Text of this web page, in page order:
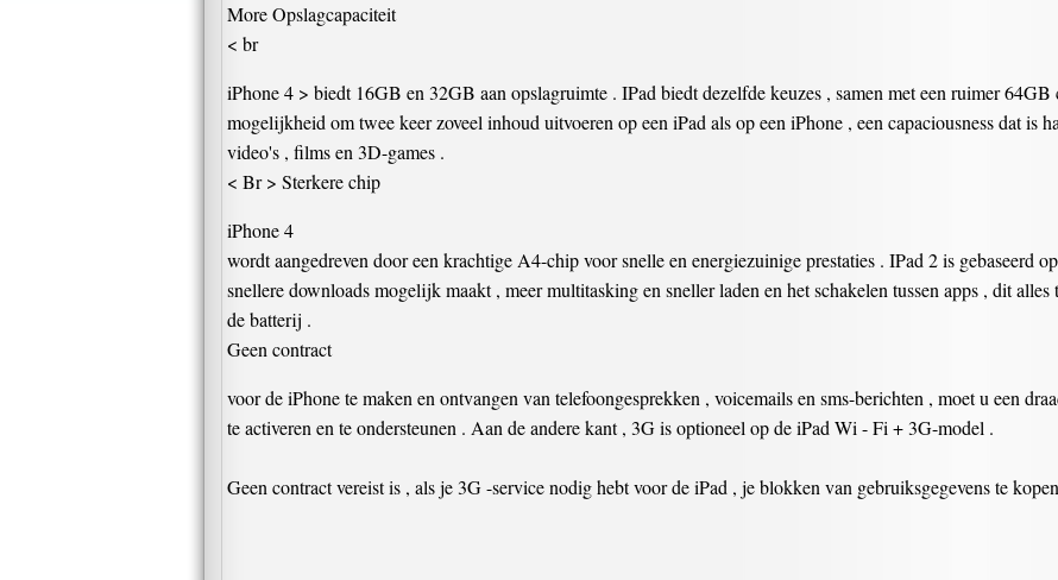
More Opslagcapaciteit
< br
iPhone 4 > biedt 16GB en 32GB aan opslagruimte . IPad biedt dezelfde keuzes , samen met een ruimer
mogelijkheid om twee keer zoveel inhoud uitvoeren op een iPad als op een iPhone , een capaciousness dat is
video's , films en 3D-games .
< Br > Sterkere chip
iPhone 4
wordt aangedreven door een krachtige A4-chip voor snelle en energiezuinige prestaties . IPad 2 is gebaseerd
snellere downloads mogelijk maakt , meer multitasking en sneller laden en het schakelen tussen apps , dit
de batterij .
Geen contract
voor de iPhone te maken en ontvangen van telefoongesprekken , voicemails en sms-berichten , moet u een
te activeren en te ondersteunen . Aan de andere kant , 3G is optioneel op de iPad Wi - Fi + 3G-model .
Geen contract vereist is , als je 3G -service nodig hebt voor de iPad , je blokken van gebruiksgegevens te